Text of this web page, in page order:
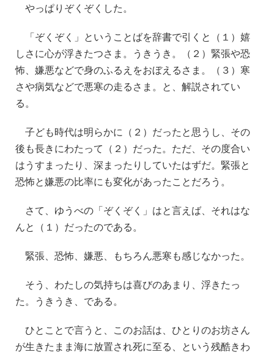
やっぱりぞくぞくした。
「ぞくぞく」ということばを辞書で引くと（１）嬉
しさに心が浮きたつさま。うきうき。（２）緊張や恐
怖、嫌悪などで身のふるえをおぼえるさま。（３）寒
さや病気などで悪寒の走るさま。と、解説されてい
る。
子ども時代は明らかに（２）だったと思うし、その
後も長きにわたって（２）だった。ただ、その度合い
はうすまったり、深まったりしていたはずだ。緊張と
恐怖と嫌悪の比率にも変化があったことだろう。
さて、ゆうべの「ぞくぞく」はと言えば、それはな
んと（１）だったのである。
緊張、恐怖、嫌悪、もちろん悪寒も感じなかった。
そう、わたしの気持ちは喜びのあまり、浮きたっ
た。うきうき、である。
ひとことで言うと、このお話は、ひとりのお坊さん
が生きたまま海に放置され死に至る、という残酷きわ